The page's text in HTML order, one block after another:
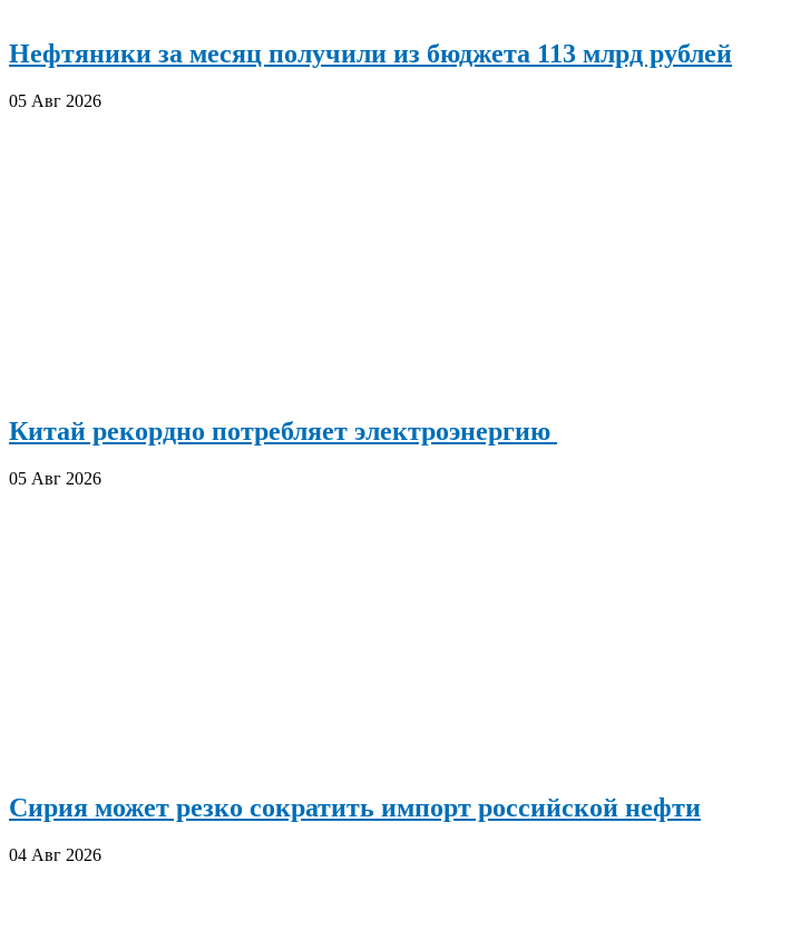
Нефтяники за месяц получили из бюджета 113 млрд рублей
05 Авг 2026
Китай рекордно потребляет электроэнергию
05 Авг 2026
Сирия может резко сократить импорт российской нефти
04 Авг 2026